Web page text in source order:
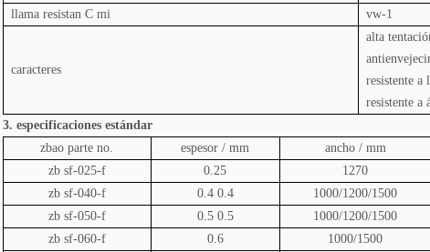
llama resistanCmi vw-1
caracteres
alta
resistente a
resistente a
3. especificaciones estándar
zbao parte no. espesor / mm ancho / mm
zbsf-025-f 0.25 1270
zbsf-040-f 0.4 0.4 1000/1200/1500
zbsf-050-f 0.5 0.5 1000/1200/1500
zbsf-060-f 0.6 1000/1500